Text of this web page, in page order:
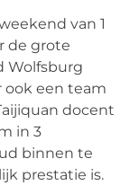
van 1
de grote
Wolfsburg
ook een team
docent
in 3
binnen te
prestatie is.